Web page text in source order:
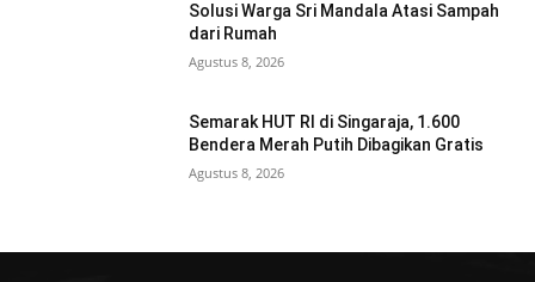
Solusi Warga Sri Mandala Atasi Sampah
dari Rumah
Agustus 8, 2026
Semarak HUT RI di Singaraja, 1.600
Bendera Merah Putih Dibagikan Gratis
Agustus 8, 2026